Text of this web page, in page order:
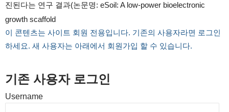
진된다는 연구 결과(논문명: eSoil: A low-power bioelectronic
growth scaffold
이 콘텐츠는 사이트 회원 전용입니다. 기존의 사용자라면 로그인
하세요. 새 사용자는 아래에서 회원가입 할 수 있습니다.
기존 사용자 로그인
Username